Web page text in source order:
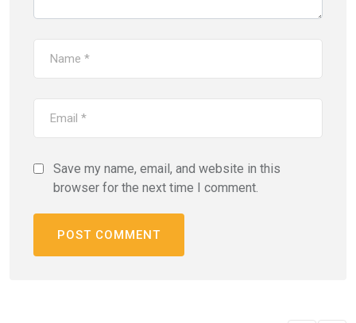
Save my name, email, and website in this
browser for the next time I comment.